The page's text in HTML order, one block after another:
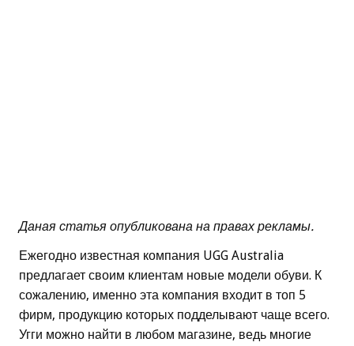
Даная статья опубликована на правах рекламы.
Ежегодно известная компания UGG Australia
предлагает своим клиентам новые модели обуви. К
сожалению, именно эта компания входит в топ 5
фирм, продукцию которых подделывают чаще всего.
Угги можно найти в любом магазине, ведь многие